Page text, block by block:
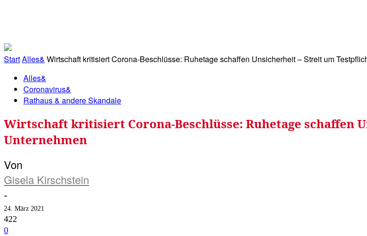
StartAlles& Wirtschaft kritisiert Corona-Beschlüsse: Ruhetage schaffen Unsicherheit – Streit um
Alles&
Coronavirus&
Rathaus & andere Skandale
Wirtschaft kritisiert Corona-Beschlüsse: Ruhetage schaffen
Unternehmen
Von
Gisela Kirschstein
-
24. März 2021
422
0